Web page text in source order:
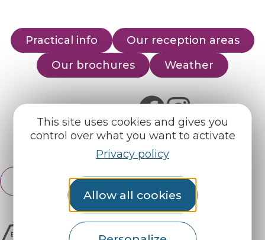
This site uses cookies and gives you
control over what you want to activate
Privacy policy
Allow all cookies
Practical info
Our reception areas
Our brochures
Weather
Espace pro Partners
English
Français